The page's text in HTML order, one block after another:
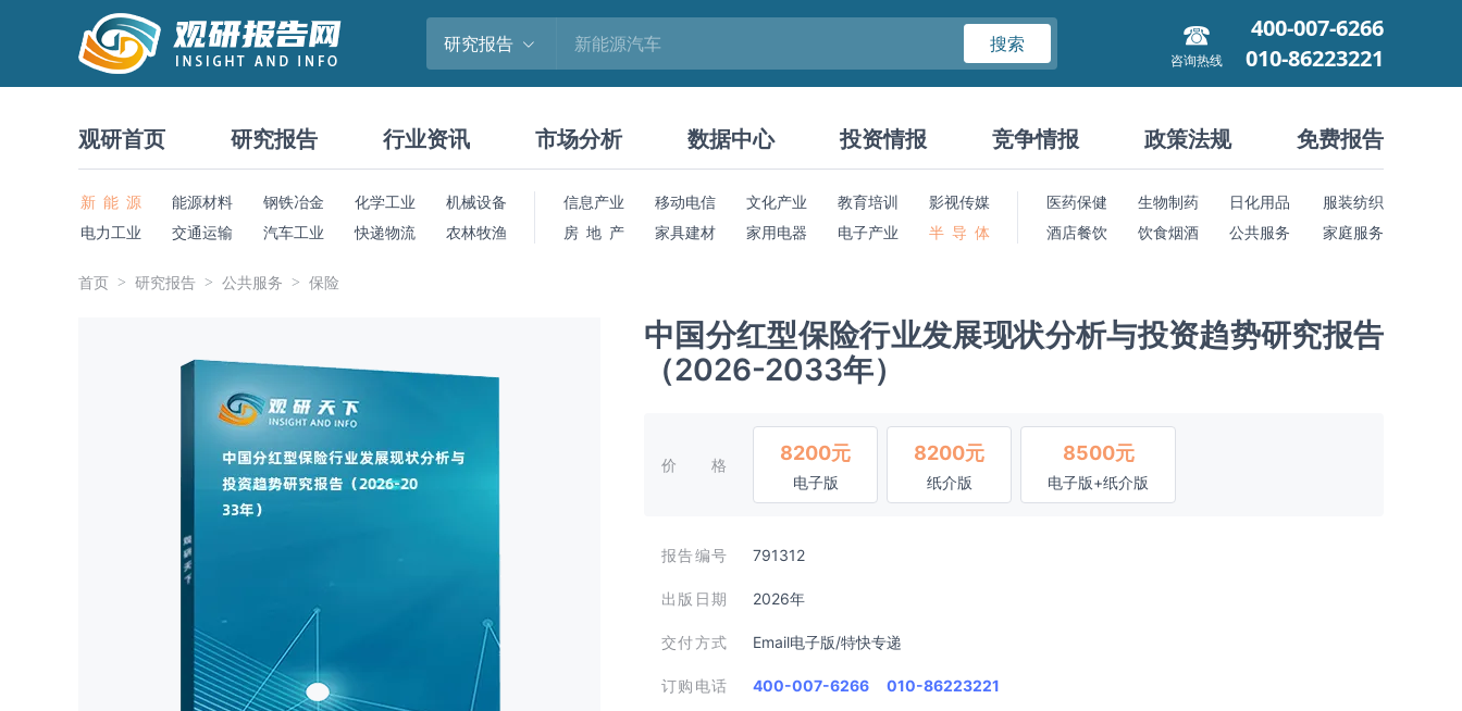
研究报告 搜索
咨询热线
400-007-6266
010-86223221
观研首页 研究报告 行业资讯 市场分析 数据中心 投资情报 竞争情报 政策法规 免费报告
新 能 源 能源材料 钢铁冶金 化学工业
机械设备
电力工业
交通运输 汽车工业 快递物流 农林牧渔
信息产业 移动电信 文化产业 教育培训
影视传媒
房 地 产
家具建材 家用电器 电子产业 半 导 体
医药保健 生物制药 日化用品
服装纺织
酒店餐饮
饮食烟酒 公共服务 家庭服务
首页 研究报告 公共服务 保险
中国分红型保险行业发展现状分析与投资趋势研究报告
（2026-2033年）
价格
8200元
电子版
8200元
纸介版
8500元
电子版+纸介版
报告编号 791312
出版日期 2026年
交付方式 Email电子版/特快专递
订购电话 400-007-6266 010-86223221